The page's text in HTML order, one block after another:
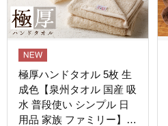
極厚ハンドタオル 5枚 生
成色【泉州タオル 国産 吸
水 普段使い シンプル 日
用品 家族 ファミリー】